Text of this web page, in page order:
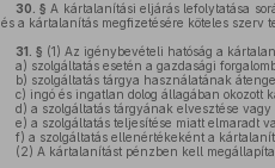
30. § A kártalanítási eljárás lefolytatása
és a kártalanítás megfizetésére köteles szerv
31. § (1) Az igénybevételi hatóság a
a) szolgáltatás esetén a gazdasági
b) szolgáltatás tárgya használatának
c) ingó és ingatlan dolog állagában okozott
d) a szolgáltatás tárgyának elvesztése
e) a szolgáltatás teljesítése miatt elmaradt
f) a szolgáltatás ellenértékeként a
(2) A kártalanítást pénzben kell